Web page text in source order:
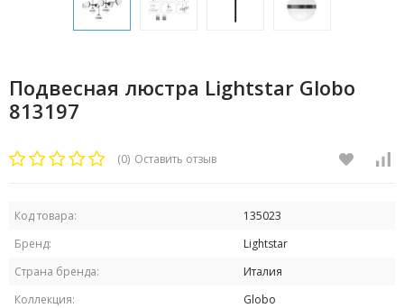
Подвесная люстра Lightstar Globo
813197
(0) Оставить отзыв
Код товара:
135023
Бренд:
Lightstar
Страна бренда:
Италия
Коллекция:
Globo